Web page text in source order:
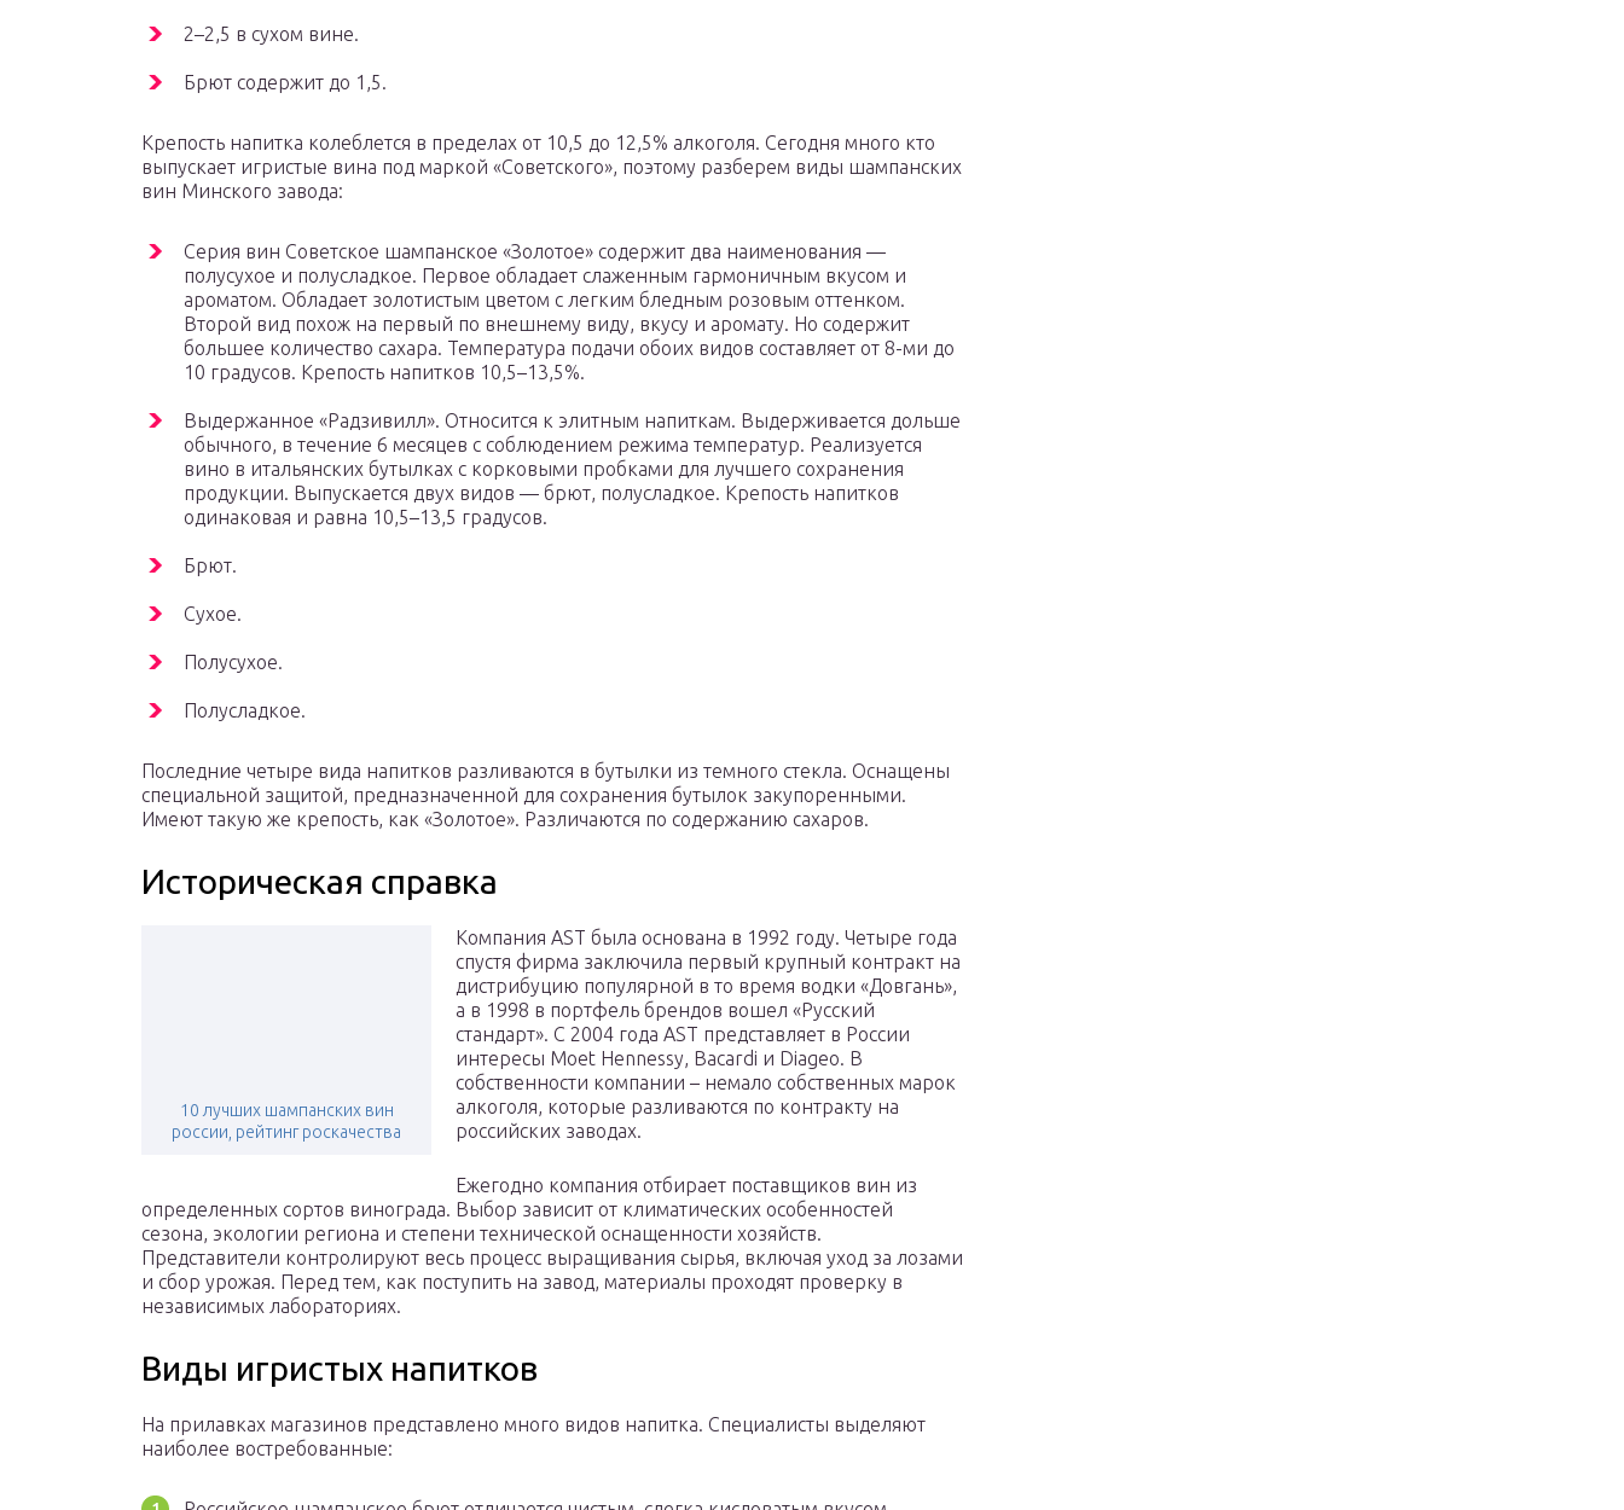
2–2,5 в сухом вине.
Брют содержит до 1,5.
Крепость напитка колеблется в пределах от 10,5 до 12,5% алкоголя. Сегодня много кто
выпускает игристые вина под маркой «Советского», поэтому разберем виды шампанских
вин Минского завода:
Серия вин Советское шампанское «Золотое» содержит два наименования —
полусухое и полусладкое. Первое обладает слаженным гармоничным вкусом и
ароматом. Обладает золотистым цветом с легким бледным розовым оттенком.
Второй вид похож на первый по внешнему виду, вкусу и аромату. Но содержит
большее количество сахара. Температура подачи обоих видов составляет от 8-ми до
10 градусов. Крепость напитков 10,5–13,5%.
Выдержанное «Радзивилл». Относится к элитным напиткам. Выдерживается дольше
обычного, в течение 6 месяцев с соблюдением режима температур. Реализуется
вино в итальянских бутылках с корковыми пробками для лучшего сохранения
продукции. Выпускается двух видов — брют, полусладкое. Крепость напитков
одинаковая и равна 10,5–13,5 градусов.
Брют.
Сухое.
Полусухое.
Полусладкое.
Последние четыре вида напитков разливаются в бутылки из темного стекла. Оснащены
специальной защитой, предназначенной для сохранения бутылок закупоренными.
Имеют такую же крепость, как «Золотое». Различаются по содержанию сахаров.
Историческая справка
10 лучших шампанских вин
россии, рейтинг роскачества
Компания AST была основана в 1992 году. Четыре года
спустя фирма заключила первый крупный контракт на
дистрибуцию популярной в то время водки «Довгань»,
а в 1998 в портфель брендов вошел «Русский
стандарт». С 2004 года AST представляет в России
интересы Moet Hennessy, Bacardi и Diageo. В
собственности компании – немало собственных марок
алкоголя, которые разливаются по контракту на
российских заводах.
Ежегодно компания отбирает поставщиков вин из
определенных сортов винограда. Выбор зависит от климатических особенностей
сезона, экологии региона и степени технической оснащенности хозяйств.
Представители контролируют весь процесс выращивания сырья, включая уход за лозами
и сбор урожая. Перед тем, как поступить на завод, материалы проходят проверку в
независимых лабораториях.
Виды игристых напитков
На прилавках магазинов представлено много видов напитка. Специалисты выделяют
наиболее востребованные: